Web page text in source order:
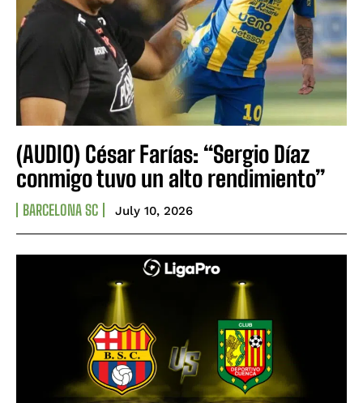
(AUDIO) César Farías: “Sergio Díaz
conmigo tuvo un alto rendimiento”
BARCELONA SC July 10, 2026